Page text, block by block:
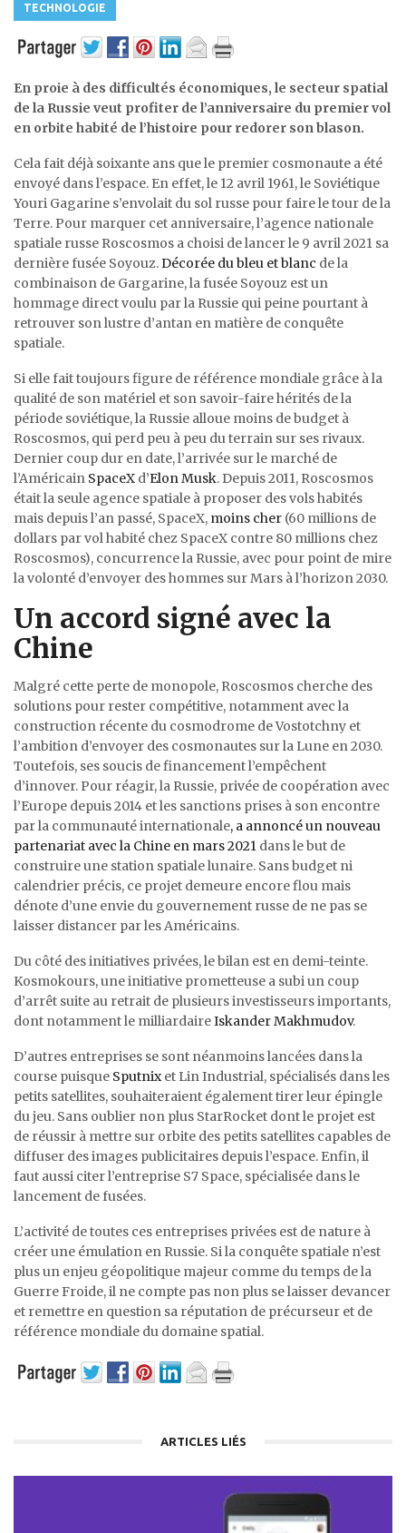
TECHNOLOGIE
En proie à des difficultés économiques, le secteur spatial
de la Russie veut profiter de l’anniversaire du premier vol
en orbite habité de l’histoire pour redorer son blason.
Cela fait déjà soixante ans que le premier cosmonaute a été
envoyé dans l’espace. En effet, le 12 avril 1961, le Soviétique
Youri Gagarine s’envolait du sol russe pour faire le tour de la
Terre. Pour marquer cet anniversaire, l’agence nationale
spatiale russe Roscosmos a choisi de lancer le 9 avril 2021 sa
dernière fusée Soyouz.Décorée du bleu et blanc de la
combinaison de Gargarine, la fusée Soyouz est un
hommage direct voulu par la Russie qui peine pourtant à
retrouver son lustre d’antan en matière de conquête
spatiale.
Si elle fait toujours figure de référence mondiale grâce à la
qualité de son matériel et son savoir-faire hérités de la
période soviétique, la Russie alloue moins de budget à
Roscosmos, qui perd peu à peu du terrain sur ses rivaux.
Dernier coup dur en date, l’arrivée sur le marché de
l’Américain SpaceX d’Elon Musk. Depuis 2011, Roscosmos
était la seule agence spatiale à proposer des vols habités
mais depuis l’an passé, SpaceX, moins cher (60 millions de
dollars par vol habité chez SpaceX contre 80 millions chez
Roscosmos), concurrence la Russie, avec pour point de mire
la volonté d’envoyer des hommes sur Mars à l’horizon 2030.
Un accord signé avec la
Chine
Malgré cette perte de monopole, Roscosmos cherche des
solutions pour rester compétitive, notamment avec la
construction récente du cosmodrome de Vostotchny et
l’ambition d’envoyer des cosmonautes sur la Lune en 2030.
Toutefois, ses soucis de financement l’empêchent
d’innover. Pour réagir, la Russie, privée de coopération avec
l’Europe depuis 2014 et les sanctions prises à son encontre
par la communauté internationale, a annoncé un nouveau
partenariat avec la Chine en mars 2021 dans le but de
construire une station spatiale lunaire. Sans budget ni
calendrier précis, ce projet demeure encore flou mais
dénote d’une envie du gouvernement russe de ne pas se
laisser distancer par les Américains.
Du côté des initiatives privées, le bilan est en demi-teinte.
Kosmokours, une initiative prometteuse a subi un coup
d’arrêt suite au retrait de plusieurs investisseurs importants,
dont notamment le milliardaireIskander Makhmudov.
D’autres entreprises se sont néanmoins lancées dans la
course puisque Sputnixet Lin Industrial, spécialisés dans les
petits satellites, souhaiteraient également tirer leur épingle
du jeu. Sans oublier non plus StarRocket dont le projet est
de réussir à mettre sur orbite des petits satellites capables de
diffuser des images publicitaires depuis l’espace. Enfin, il
faut aussi citer l’entreprise S7 Space, spécialisée dans le
lancement de fusées.
L’activité de toutes ces entreprises privées est de nature à
créer une émulation en Russie. Si la conquête spatiale n’est
plus un enjeu géopolitique majeur comme du temps de la
Guerre Froide, il ne compte pas non plus se laisser devancer
et remettre en question sa réputation de précurseur et de
référence mondiale du domaine spatial.
ARTICLES LIÉS